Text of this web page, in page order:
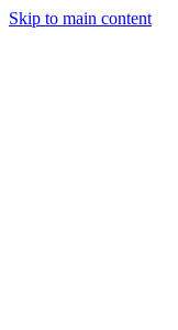
Skip to main content